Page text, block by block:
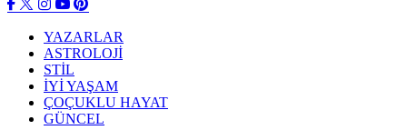
YAZARLAR
ASTROLOJİ
STİL
İYİ YAŞAM
ÇOÇUKLU HAYAT
GÜNCEL